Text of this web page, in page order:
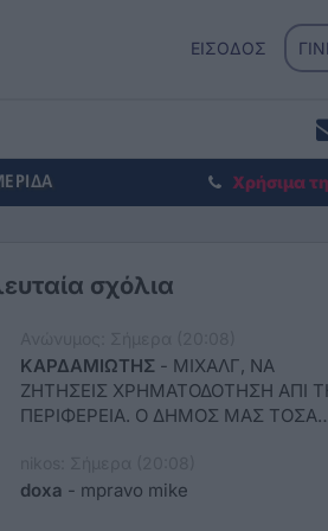
ΕΙΣΟΔΟΣ
Χρήσιμα
σχόλια
ΚΑΡΔΑΜΙΩΤΗΣ - ΜΙΧΑΛΓ, ΝΑ
ΖΗΤΗΣΕΙΣ ΧΡΗΜΑΤΟΔΟΤΗΣΗ ΑΠΙ
ΠΕΡΙΦΕΡΕΙΑ. Ο ΔΗΜΟΣ ΜΑΣ ΤΟΣΑ
ΠΕΡΙΦΕΡΕΙΑ. ΕΧΕΤΕ ΚΑΙ
doxa - mpravo mike